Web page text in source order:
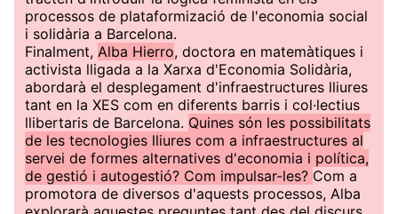
processos de plataformizació de l'economia social
i solidària a Barcelona.
Finalment, Alba Hierro, doctora en matemàtiques i
activista lligada a la Xarxa d'Economia Solidària,
abordarà el desplegament d'infraestructures lliures
tant en la XES com en diferents barris i col·lectius
llibertaris de Barcelona. Quines són les possibilitats
de les tecnologies lliures com a infraestructures al
servei de formes alternatives d'economia i política,
de gestió i autogestió? Com impulsar-les? Com a
promotora de diversos d'aquests processos, Alba